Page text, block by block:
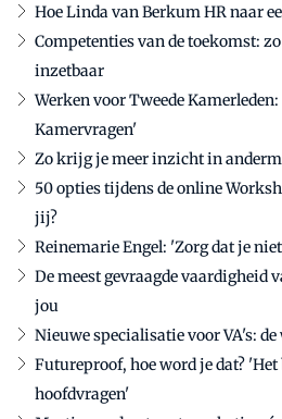
Hoe Linda van Berkum HR naar
Competenties van de toekomst:
inzetbaar
Werken voor Tweede
Kamervragen'
Zo krijg je meer inzicht in
50 opties tijdens de online
jij?
Reinemarie Engel: 'Zorg dat je
De meest gevraagde vaardigheid
jou
Nieuwe specialisatie voor VA's:
Futureproof, hoe word je dat?
hoofdvragen'